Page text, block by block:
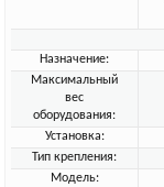
Назначение:
Максимальный
вес
оборудования:
Установка:
Тип крепления:
Модель: